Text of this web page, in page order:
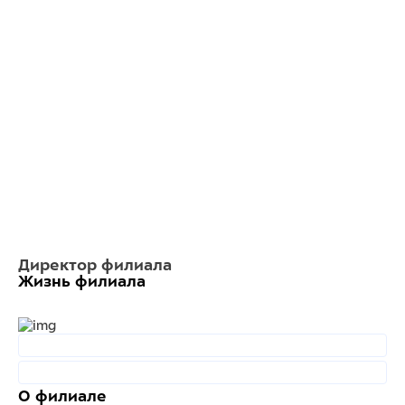
Директор филиала
Жизнь филиала
О филиале